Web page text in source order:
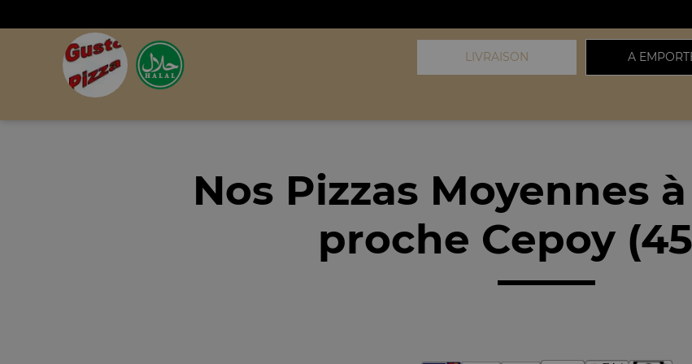
LIVRAISON A
Nos Pizzas Moyennes
proche Cepoy